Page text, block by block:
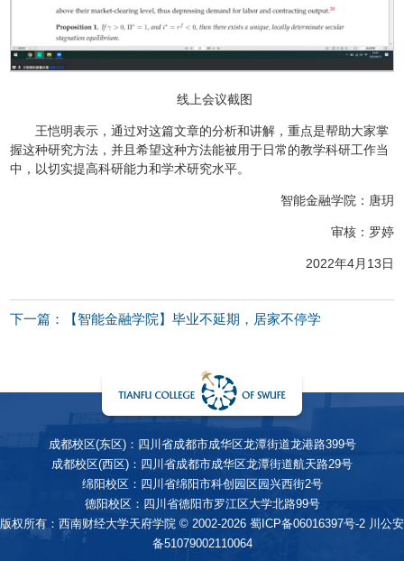
线上会议截图
王恺明表示，通过对这篇文章的分析和讲解，重点是帮助大家掌
握这种研究方法，并且希望这种方法能被用于日常的教学科研工作当
中，以切实提高科研能力和学术研究水平。
智能金融学院：唐玥
审核：罗婷
2022年4月13日
下一篇：【智能金融学院】毕业不延期，居家不停学
成都校区(东区)：四川省成都市成华区龙潭街道龙港路399号
成都校区(西区)：四川省成都市成华区龙潭街道航天路29号
绵阳校区：四川省绵阳市科创园区园兴西街2号
德阳校区：四川省德阳市罗江区大学北路99号
版权所有：西南财经大学天府学院 © 2002-2026 蜀ICP备06016397号-2 川公安
备51079002110064